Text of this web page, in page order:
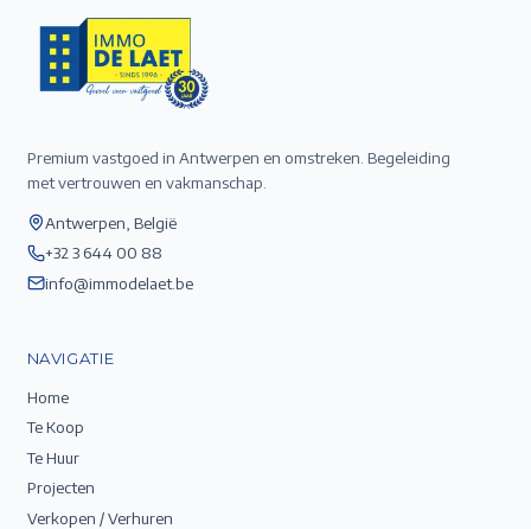
Premium vastgoed in Antwerpen en omstreken. Begeleiding
met vertrouwen en vakmanschap.
Antwerpen, België
+32 3 644 00 88
info@immodelaet.be
NAVIGATIE
Home
Te Koop
Te Huur
Projecten
Verkopen / Verhuren